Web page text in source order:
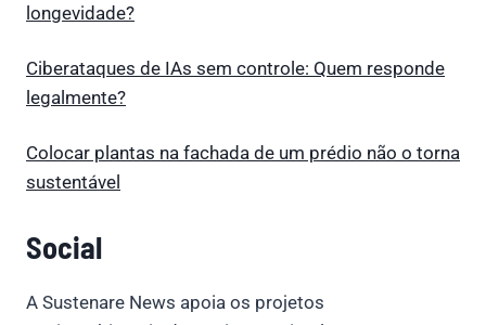
longevidade?
Ciberataques de IAs sem controle: Quem responde
legalmente?
Colocar plantas na fachada de um prédio não o torna
sustentável
Social
A Sustenare News apoia os projetos